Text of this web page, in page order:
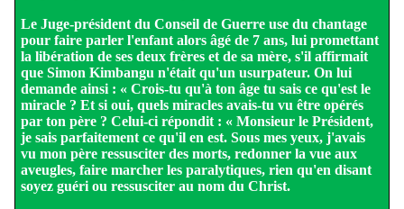
Le Juge-président du Conseil de Guerre use du chantage
pour faire parler l'enfant alors âgé de 7 ans, lui promettant
la libération de ses deux frères et de sa mère, s'il affirmait
que Simon Kimbangu n'était qu'un usurpateur. On lui
demande ainsi : « Crois-tu qu'à ton âge tu sais ce qu'est le
miracle ? Et si oui, quels miracles avais-tu vu être opérés
par ton père ? Celui-ci répondit : « Monsieur le Président,
je sais parfaitement ce qu'il en est. Sous mes yeux, j'avais
vu mon père ressusciter des morts, redonner la vue aux
aveugles, faire marcher les paralytiques, rien qu'en disant
soyez guéri ou ressusciter au nom du Christ.